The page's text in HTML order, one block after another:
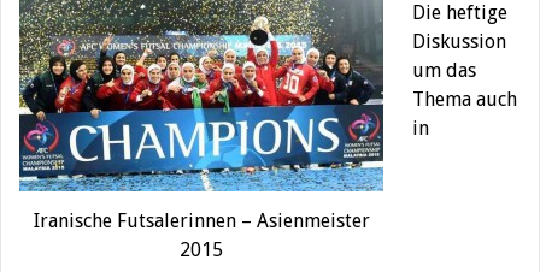
Iranische Futsalerinnen – Asienmeister
2015
Die heftige
Diskussion
um das
Thema auch
in